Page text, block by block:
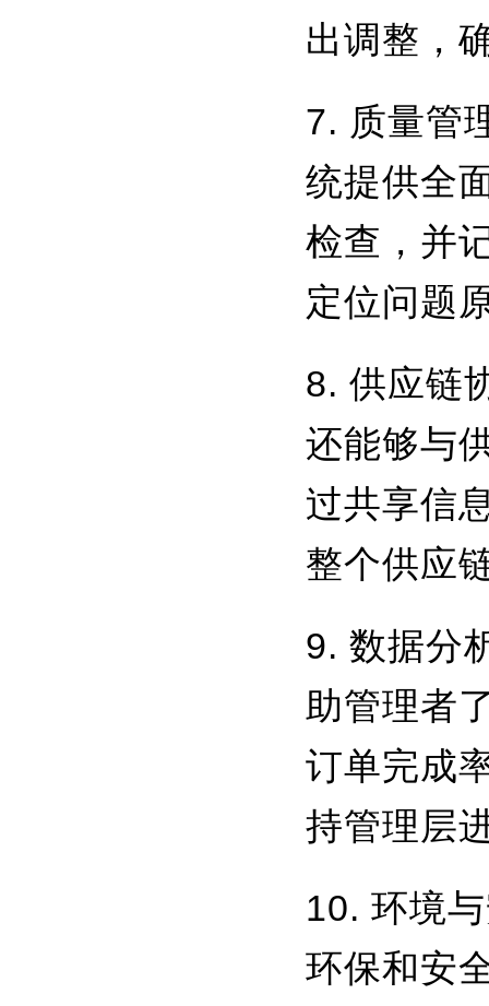
出调整，
7. 质量管
统提供全
检查，并
定位问题
8. 供应链
还能够与
过共享信
整个供应
9. 数据分
助管理者
订单完成
持管理层
10. 环境
环保和安